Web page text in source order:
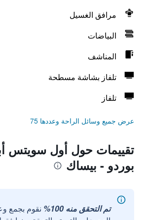
مرافق الغسيل
البياضات
المناشف
تلفاز بشاشة مسطحة
تلفاز
عرض جميع وسائل الراحة وعددها 75
تقييمات حول أول سويتس
بوردو - بيساك
تم التحقق منه 100%
نقوم بجمع